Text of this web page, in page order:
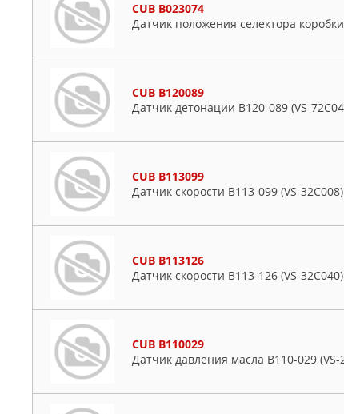
CUB B023074
Датчик положения селектора
CUB B120089
Датчик детонации B120-089 (VS-
CUB B113099
Датчик скорости B113-099 (VS-32C008)
CUB B113126
Датчик скорости B113-126 (VS-32C040)
CUB B110029
Датчик давления масла B110-029 (VS-